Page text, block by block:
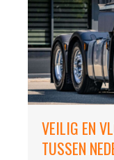
VEILIG EN
TUSSEN